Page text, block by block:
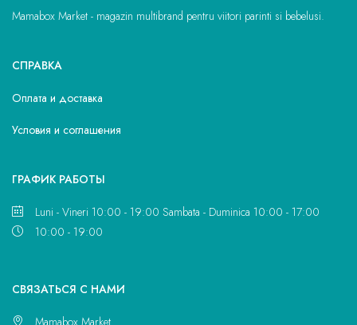
Mamabox Market - magazin multibrand pentru viitori parinti si bebelusi.
СПРАВКА
Оплата и доставка
Условия и соглашения
ГРАФИК РАБОТЫ
Luni - Vineri 10:00 - 19:00 Sambata - Duminica 10:00 - 17:00
10:00 - 19:00
CВЯЗАТЬСЯ С НАМИ
Mamabox Market